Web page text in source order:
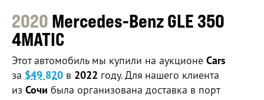
2020 Mercedes-Benz GLE 350
4MATIC
Этот автомобиль мы купили на аукционе Cars
за $49 820 в 2022 году. Для нашего клиента
из Сочи была организована доставка в порт